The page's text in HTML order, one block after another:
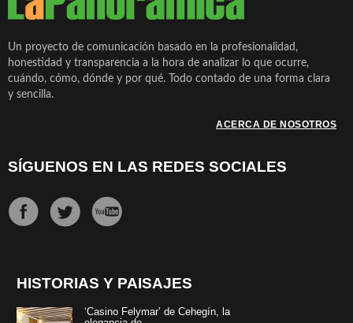
Un proyecto de comunicación basado en la profesionalidad,
honestidad y transparencia a la hora de analizar lo que ocurre,
cuándo, cómo, dónde y por qué. Todo contado de una forma clara
y sencilla.
ACERCA DE NOSOTROS
SÍGUENOS EN LAS REDES SOCIALES
HISTORIAS Y PAISAJES
‘Casino Felymar’ de Cehegín, la